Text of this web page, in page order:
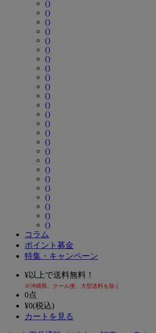
()
()
()
()
()
()
()
()
()
()
()
()
()
()
()
()
()
()
()
()
()
()
()
()
()
コラム
ポイント募金
特集・キャンペーン
¥以上で送料無料！
※沖縄県、クール便、大型送料を除く
0点
¥0(税込)
カートを見る